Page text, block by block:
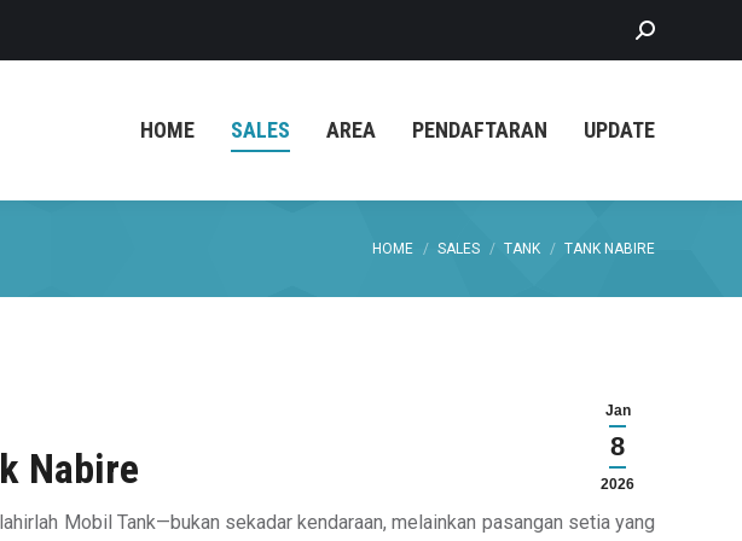
Search:
HOME SALES AREA PENDAFTARAN UPDATE
You are here:
HOME SALES TANK TANK NABIRE
Jan
8
2026
Nabire
Mobil Tank—bukan sekadar kendaraan, melainkan pasangan setia yang